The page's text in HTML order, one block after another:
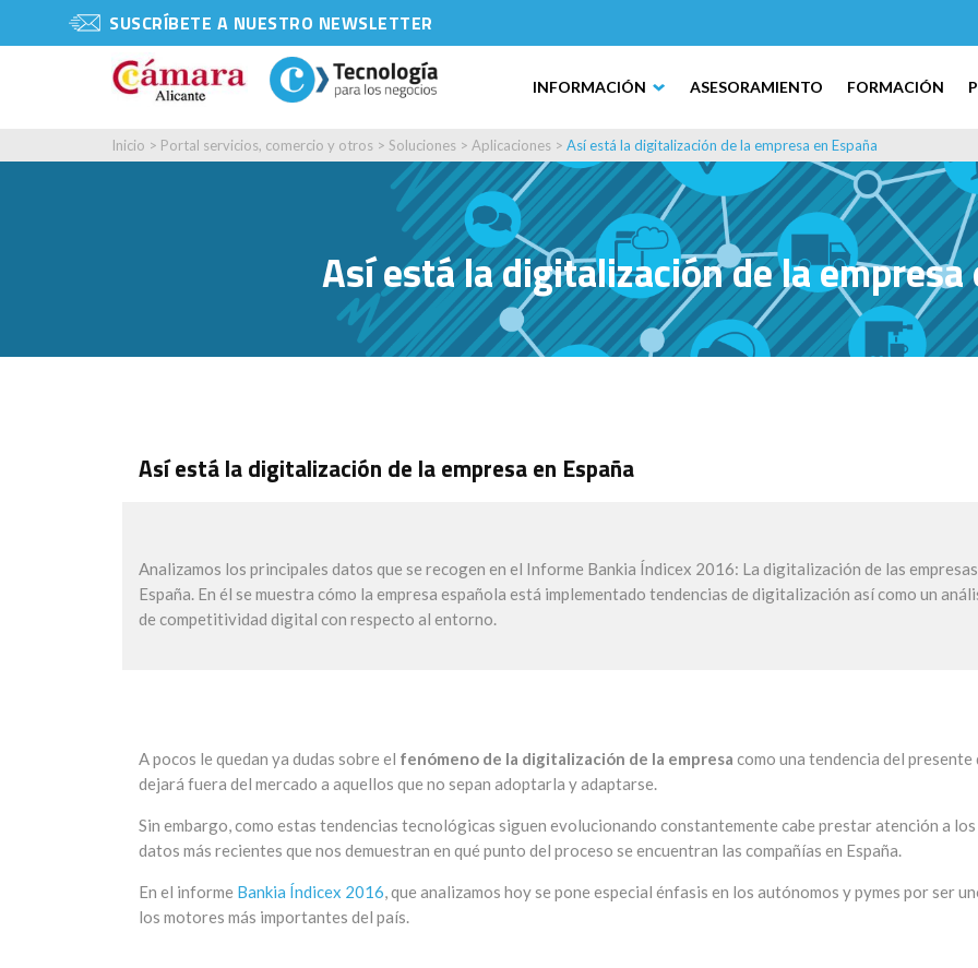
SUSCRÍBETE A NUESTRO NEWSLETTER
INFORMACIÓN ASESORAMIENTO FORMACIÓN
Inicio > Portal servicios, comercio y otros > Soluciones > Aplicaciones > Así está la digitalización de la empresa en España
Así está la digitalización de la empresa
Así está la digitalización de la empresa en España
Analizamos los principales datos que se recogen en el Informe Bankia Índicex 2016: La digitalización de las
España. En él se muestra cómo la empresa española está implementado tendencias de digitalización así como un
de competitividad digital con respecto al entorno.
A pocos le quedan ya dudas sobre el fenómeno de la digitalización de la empresa como una tendencia del presente
dejará fuera del mercado a aquellos que no sepan adoptarla y adaptarse.
Sin embargo, como estas tendencias tecnológicas siguen evolucionando constantemente cabe prestar atención a los
datos más recientes que nos demuestran en qué punto del proceso se encuentran las compañías en España.
En el informe Bankia Índicex 2016, que analizamos hoy se pone especial énfasis en los autónomos y pymes por ser
los motores más importantes del país.